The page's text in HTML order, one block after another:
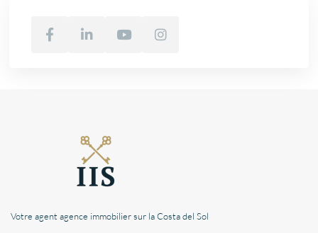
Votre agent agence immobilier sur la Costa del Sol